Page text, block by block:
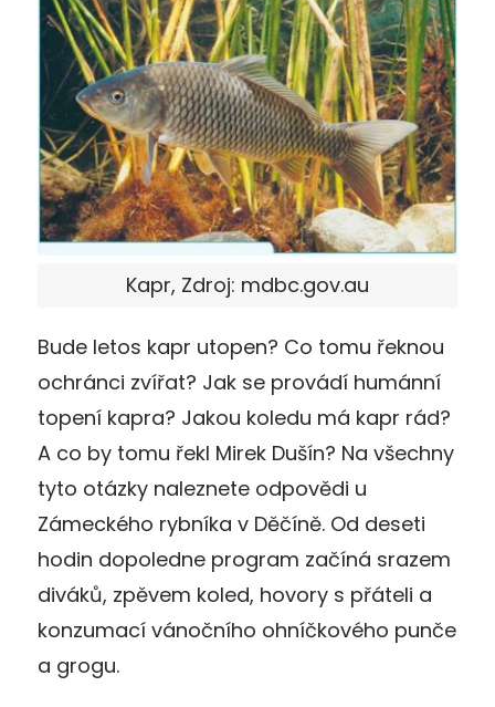
Kapr, Zdroj: mdbc.gov.au
Bude letos kapr utopen? Co tomu řeknou
ochránci zvířat? Jak se provádí humánní
topení kapra? Jakou koledu má kapr rád?
A co by tomu řekl Mirek Dušín? Na všechny
tyto otázky naleznete odpovědi u
Zámeckého rybníka v Děčíně. Od deseti
hodin dopoledne program začíná srazem
diváků, zpěvem koled, hovory s přáteli a
konzumací vánočního ohníčkového punče
a grogu.